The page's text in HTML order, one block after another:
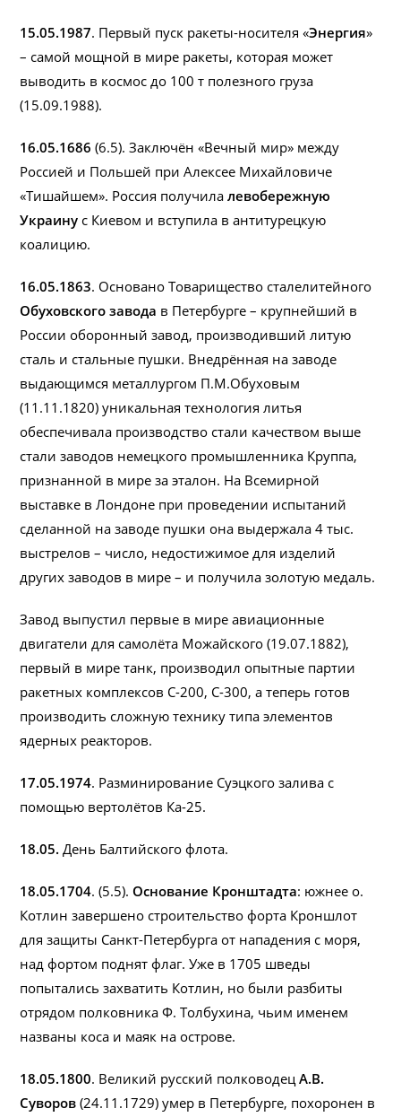
15.05.1987. Первый пуск ракеты-носителя «Энергия»
– самой мощной в мире ракеты, которая может
выводить в космос до 100 т полезного груза
(15.09.1988).
16.05.1686 (6.5). Заключён «Вечный мир» между
Россией и Польшей при Алексее Михайловиче
«Тишайшем». Россия получилалевобережную
Украину с Киевом и вступила в антитурецкую
коалицию.
16.05.1863. Основано Товарищество сталелитейного
Обуховского завода в Петербурге – крупнейший в
России оборонный завод, производивший литую
сталь и стальные пушки. Внедрённая на заводе
выдающимся металлургом П.М.Обуховым
(11.11.1820) уникальная технология литья
обеспечивала производство стали качеством выше
стали заводов немецкого промышленника Круппа,
признанной в мире за эталон. На Всемирной
выставке в Лондоне при проведении испытаний
сделанной на заводе пушки она выдержала 4 тыс.
выстрелов – число, недостижимое для изделий
других заводов в мире – и получила золотую медаль.
Завод выпустил первые в мире авиационные
двигатели для самолёта Можайского (19.07.1882),
первый в мире танк, производил опытные партии
ракетных комплексов С-200, С-300, а теперь готов
производить сложную технику типа элементов
ядерных реакторов.
17.05.1974. Разминирование Суэцкого залива с
помощью вертолётов Ка-25.
18.05. День Балтийского флота.
18.05.1704. (5.5).Основание Кронштадта: южнее о.
Котлин завершено строительство форта Кроншлот
для защиты Санкт-Петербурга от нападения с моря,
над фортом поднят флаг. Уже в 1705 шведы
попытались захватить Котлин, но были разбиты
отрядом полковника Ф. Толбухина, чьим именем
названы коса и маяк на острове.
18.05.1800. Великий русский полководецА.В.
Суворов (24.11.1729) умер в Петербурге, похоронен в